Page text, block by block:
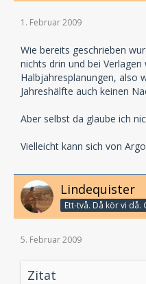
1. Februar 2009
Wie bereits geschrieben
nichts drin und bei
Halbjahresplanungen, also
Jahreshälfte auch keinen
Aber selbst da glaube ich
Vielleicht kann sich von
Lindequister
5. Februar 2009
Zitat